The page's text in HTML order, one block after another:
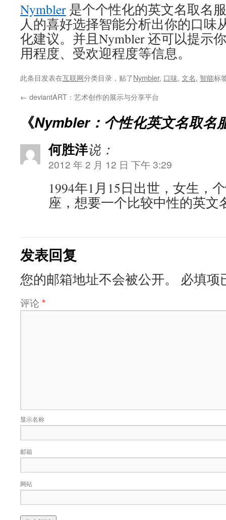
Nymbler 是个个性化的英文名取名
人的喜好选择智能分析出你的口味
化建议。并且Nymbler 还可以提示
用程度、受欢迎程度等信息。
此条目发表在互联网分类目录，贴了Nymbler, 口味, 文名, 智能标
← deviantART：艺术创作的展示与分享平台
《Nymbler：个性化英文名取名
何胜洋说：
2012 年 2 月 12 日 下午 3:29
1994年1月15日出世，女生，
座，想要一个比较中性的英文
发表回复
您的邮箱地址不会被公开。 必填项
评论 *
显示名称
邮箱
网站